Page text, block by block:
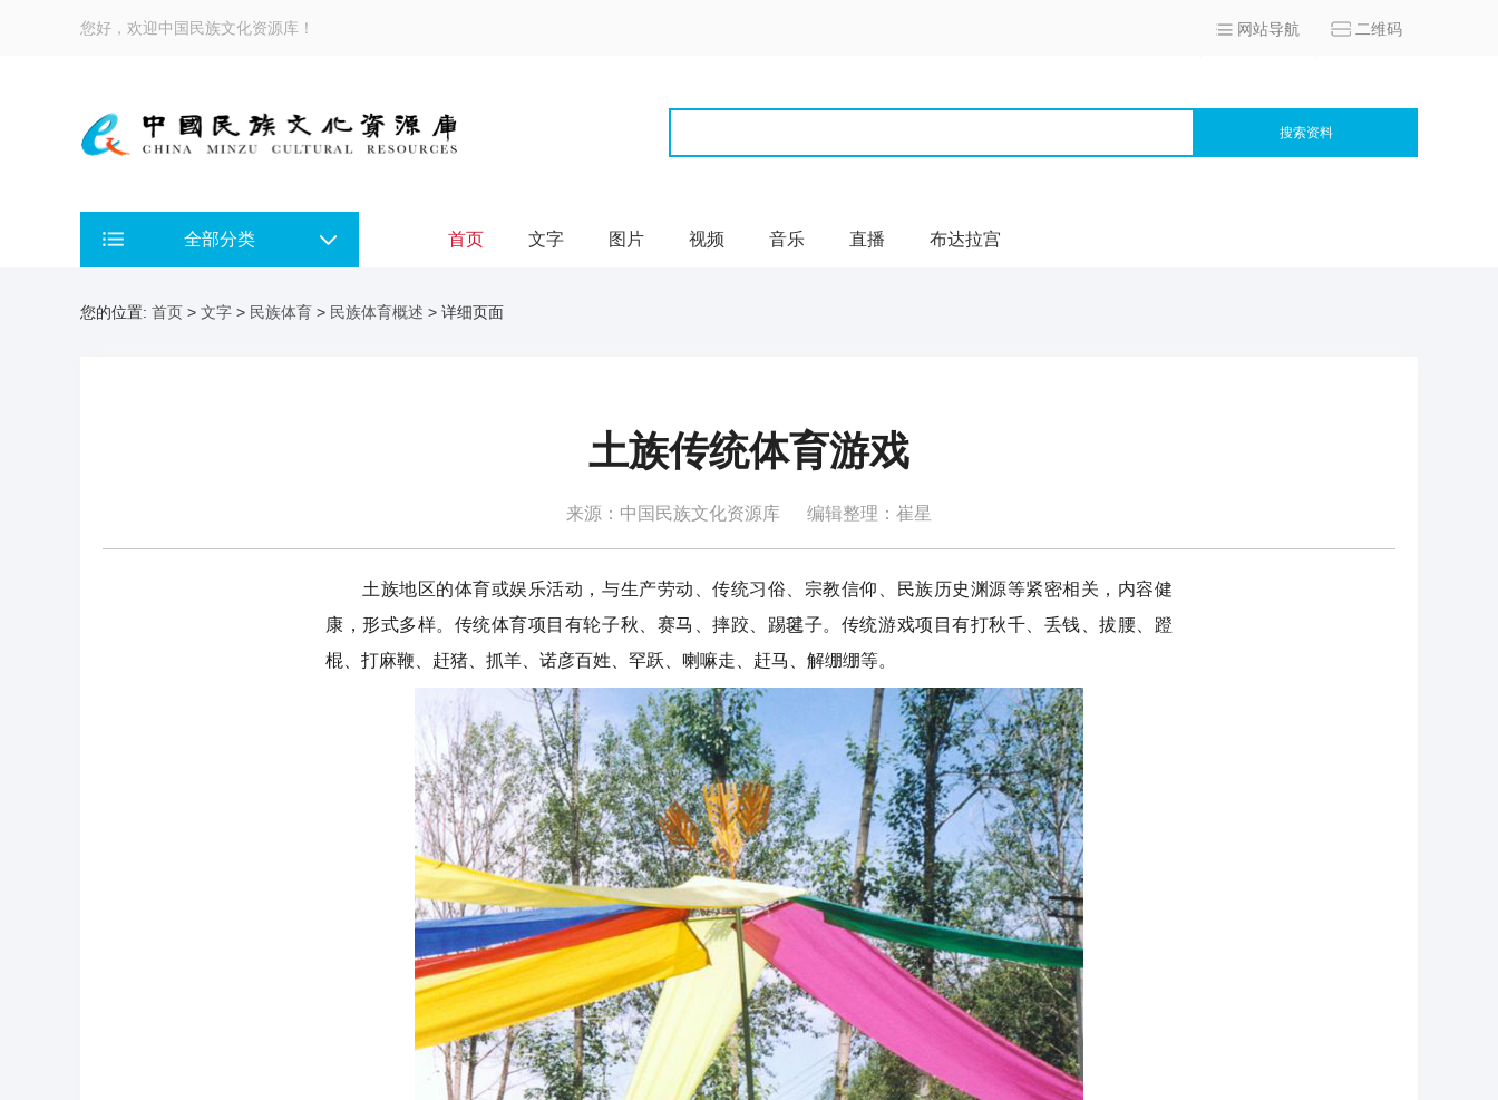
您好，欢迎中国民族文化资源库！ 网站导航 二维码
搜索资料
全部分类 首页 文字 图片 视频 音乐 直播 布达拉宫
您的位置: 首页 > 文字 > 民族体育 > 民族体育概述 > 详细页面
土族传统体育游戏
来源：中国民族文化资源库 编辑整理：崔星
土族地区的体育或娱乐活动，与生产劳动、传统习俗、宗教信仰、民族历史渊源等紧密相关，内容健
康，形式多样。传统体育项目有轮子秋、赛马、摔跤、踢毽子。传统游戏项目有打秋千、丢钱、拔腰、蹬
棍、打麻鞭、赶猪、抓羊、诺彦百姓、罕跃、喇嘛走、赶马、解绷绷等。